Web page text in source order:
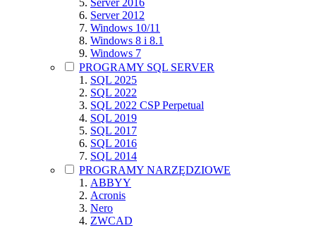
Server 2016
Server 2012
Windows 10/11
Windows 8 i 8.1
Windows 7
PROGRAMY SQL SERVER
SQL 2025
SQL 2022
SQL 2022 CSP Perpetual
SQL 2019
SQL 2017
SQL 2016
SQL 2014
PROGRAMY NARZĘDZIOWE
ABBYY
Acronis
Nero
ZWCAD